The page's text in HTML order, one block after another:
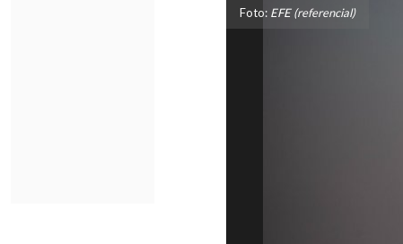
Foto: EFE (referencial)